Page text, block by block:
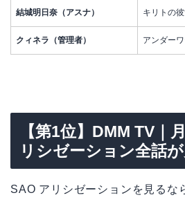
結城明日奈（アスナ） キリトの
クィネラ（管理者） アンダー
【第1位】DMM TV｜
リシゼーション全話が
SAO アリシゼーションを見るな